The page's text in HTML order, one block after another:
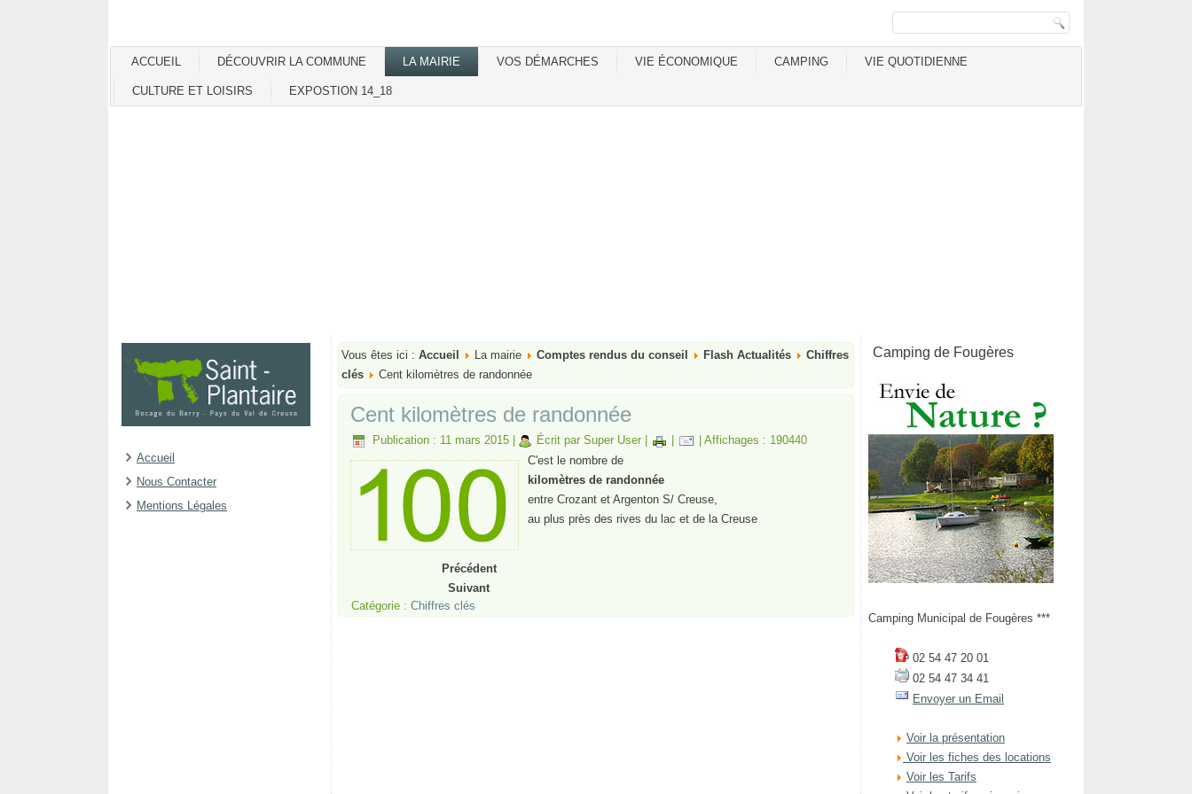
ACCUEIL DÉCOUVRIR LA COMMUNE LA MAIRIE VOS DÉMARCHES VIE ÉCONOMIQUE CAMPING VIE QUOTIDIENNE
CULTURE ET LOISIRS EXPOSTION 14_18
Accueil
Nous Contacter
Mentions Légales
Vous êtes ici : Accueil La mairie Comptes rendus du conseil Flash Actualités
Chiffres
clés
Cent kilomètres de randonnée
Cent kilomètres de randonnée
Publication : 11 mars 2015 Écrit par Super User
Affichages : 190440
C'est le nombre de
kilomètres de randonnée
entre Crozant et Argenton S/ Creuse,
au plus près des rives du lac et de la Creuse
Précédent
Suivant
Catégorie : Chiffres clés
Camping de Fougères
Camping Municipal de Fougères ***
02 54 47 20 01
02 54 47 34 41
Envoyer un Email
Voir la présentation
Voir les fiches des locations
Voir les Tarifs